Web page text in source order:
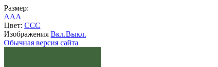
Размер:
AAA
Цвет: CCC
Изображения Вкл.Выкл.
Обычная версия сайта